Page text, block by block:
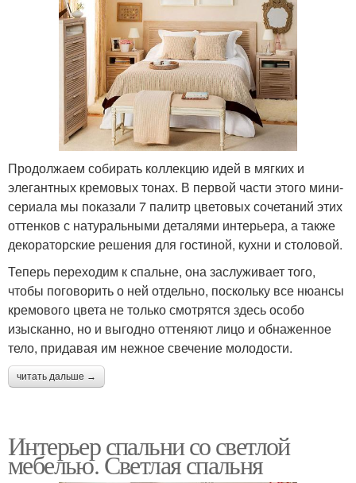
Продолжаем собирать коллекцию идей в мягких и
элегантных кремовых тонах. В первой части этого мини-
сериала мы показали 7 палитр цветовых сочетаний этих
оттенков с натуральными деталями интерьера, а также
декораторские решения для гостиной, кухни и столовой.
Теперь переходим к спальне, она заслуживает того,
чтобы поговорить о ней отдельно, поскольку все нюансы
кремового цвета не только смотрятся здесь особо
изысканно, но и выгодно оттеняют лицо и обнаженное
тело, придавая им нежное свечение молодости.
читать дальше →
Интерьер спальни со светлой
мебелью. Светлая спальня